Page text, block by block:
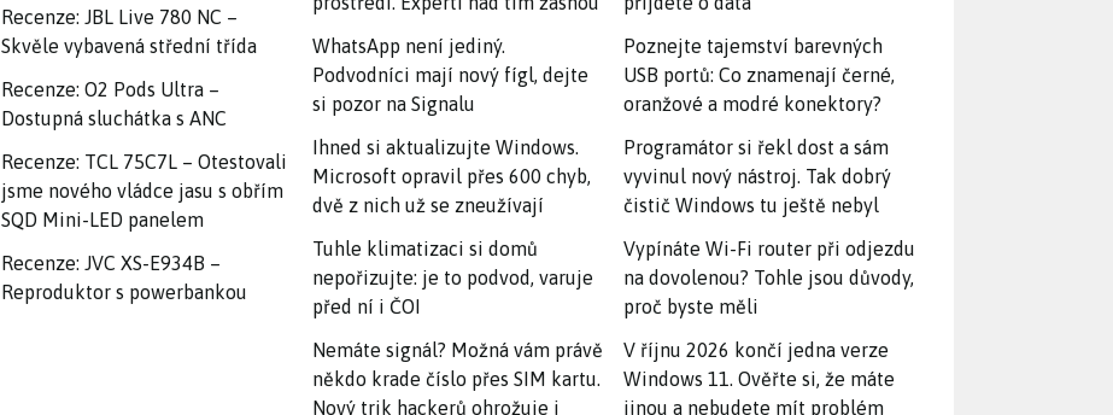
Recenze: JBL Live 780 NC –
Skvěle vybavená střední třída
Recenze: O2 Pods Ultra –
Dostupná sluchátka s ANC
Recenze: TCL 75C7L – Otestovali
jsme nového vládce jasu s obřím
SQD Mini-LED panelem
Recenze: JVC XS-E934B –
Reproduktor s powerbankou
WhatsApp není jediný.
Podvodníci mají nový fígl, dejte
si pozor na Signalu
Ihned si aktualizujte Windows.
Microsoft opravil přes 600 chyb,
dvě z nich už se zneužívají
Tuhle klimatizaci si domů
nepořizujte: je to podvod, varuje
před ní i ČOI
Nemáte signál? Možná vám právě
někdo krade číslo přes SIM kartu.
Nový trik hackerů ohrožuje i
Poznejte tajemství barevných
USB portů: Co znamenají černé,
oranžové a modré konektory?
Programátor si řekl dost a sám
vyvinul nový nástroj. Tak dobrý
čistič Windows tu ještě nebyl
Vypínáte Wi-Fi router při odjezdu
na dovolenou? Tohle jsou důvody,
proč byste měli
V říjnu 2026 končí jedna verze
Windows 11. Ověřte si, že máte
jinou a nebudete mít problém